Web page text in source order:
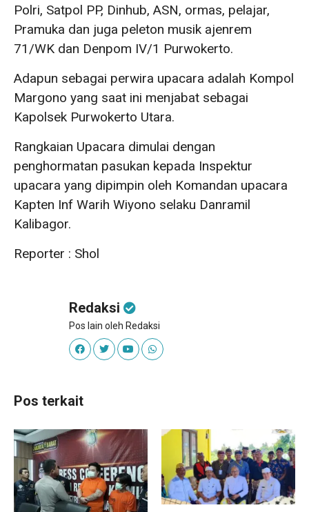
Polri, Satpol PP, Dinhub, ASN, ormas, pelajar,
Pramuka dan juga peleton musik ajenrem
71/WK dan Denpom IV/1 Purwokerto.
Adapun sebagai perwira upacara adalah Kompol
Margono yang saat ini menjabat sebagai
Kapolsek Purwokerto Utara.
Rangkaian Upacara dimulai dengan
penghormatan pasukan kepada Inspektur
upacara yang dipimpin oleh Komandan upacara
Kapten Inf Warih Wiyono selaku Danramil
Kalibagor.
Reporter : Shol
Redaksi
Pos lain oleh Redaksi
Pos terkait